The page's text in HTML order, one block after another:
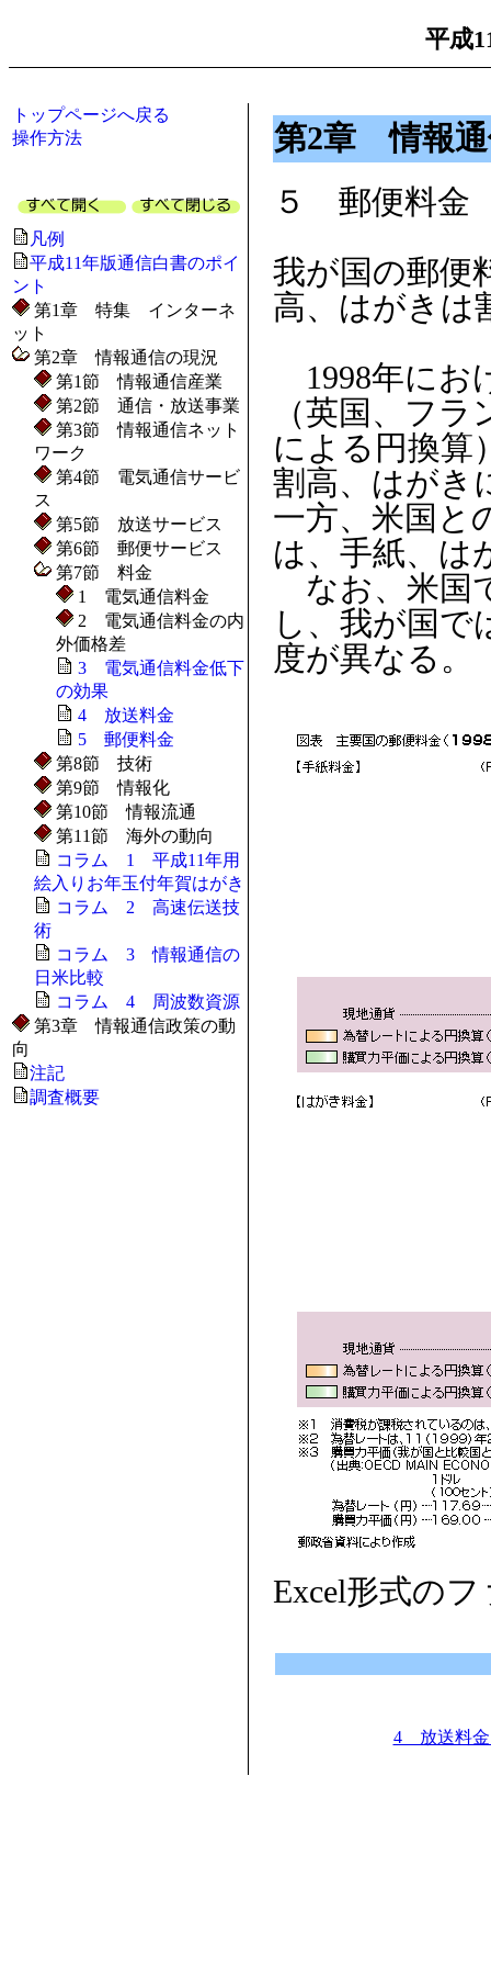
平成
トップページへ戻る
操作方法
凡例
平成11年版通信白書のポイ
ント
第1章 特集 インターネ
ット
第2章 情報通信の現況
第1節 情報通信産業
第2節 通信・放送事業
第3節 情報通信ネット
ワーク
第4節 電気通信サービ
ス
第5節 放送サービス
第6節 郵便サービス
第7節 料金
1 電気通信料金
2 電気通信料金の内
外価格差
3 電気通信料金低下
の効果
4 放送料金
5 郵便料金
第8節 技術
第9節 情報化
第10節 情報流通
第11節 海外の動向
コラム 1 平成11年用
絵入りお年玉付年賀はがき
コラム 2 高速伝送技
術
コラム 3 情報通信の
日米比較
コラム 4 周波数資源
第3章 情報通信政策の動
向
注記
調査概要
第2章 情報通
５ 郵便料金
我が国の郵便
高、はがきは
1998年にお
（英国、フ
による円換算
割高、はがき
一方、米国と
は、手紙、は
なお、米国
し、我が国で
度が異なる。
Excel形式の
4 放送料